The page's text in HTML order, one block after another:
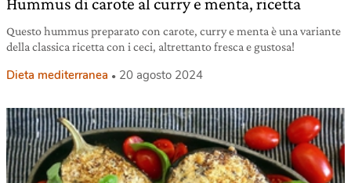
Questo hummus preparato con carote, curry e menta è una variante
della classica ricetta con i ceci, altrettanto fresca e gustosa!
Dieta mediterranea 20 agosto 2024